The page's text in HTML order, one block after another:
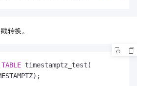
转换。
TABLE timestamptz_test(